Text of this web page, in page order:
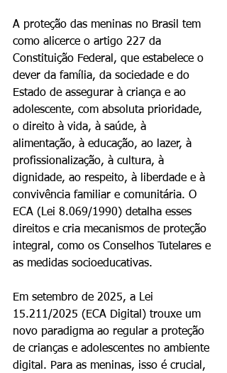
A proteção das meninas no Brasil tem
como alicerce o artigo 227 da
Constituição Federal, que estabelece o
dever da família, da sociedade e do
Estado de assegurar à criança e ao
adolescente, com absoluta prioridade,
o direito à vida, à saúde, à
alimentação, à educação, ao lazer, à
profissionalização, à cultura, à
dignidade, ao respeito, à liberdade e à
convivência familiar e comunitária. O
ECA (Lei 8.069/1990) detalha esses
direitos e cria mecanismos de proteção
integral, como os Conselhos Tutelares e
as medidas socioeducativas.
Em setembro de 2025, a Lei
15.211/2025 (ECA Digital) trouxe um
novo paradigma ao regular a proteção
de crianças e adolescentes no ambiente
digital. Para as meninas, isso é crucial,